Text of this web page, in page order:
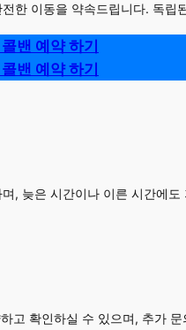
한 이동을 약속드립니다. 독
밴 예약 하기
밴 예약 하기
, 늦은 시간이나 이른 시간에
확인하실 수 있으며, 추가